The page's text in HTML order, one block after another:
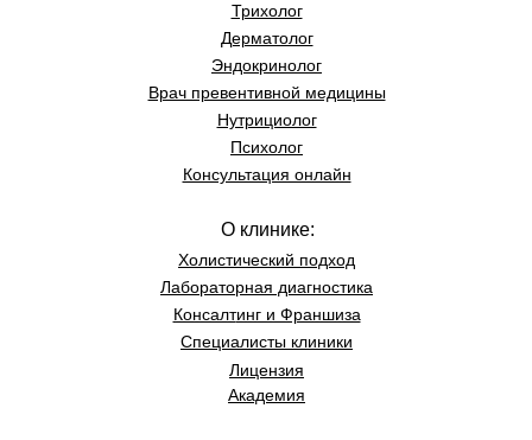
О клинике:
Трихолог
Дерматолог
Эндокринолог
Врач превентивной медицины
Нутрициолог
Психолог
Консультация онлайн
Холистический подход
Лабораторная диагностика
Консалтинг и Франшиза
Специалисты клиники
Лицензия
Академия